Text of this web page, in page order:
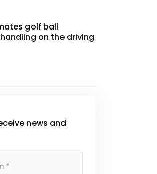
golf ball
on the driving
news and